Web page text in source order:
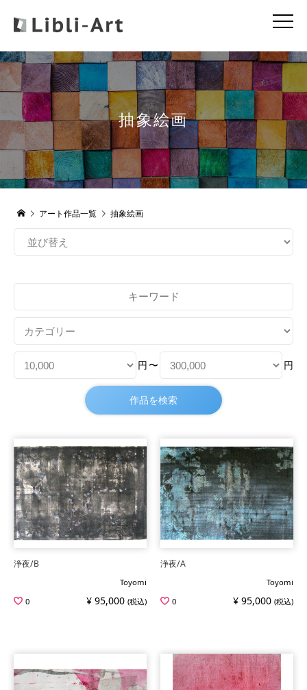
抽象絵画
アート作品一覧 抽象絵画
円 〜 円
浄夜/B
Toyomi
0
¥ 95,000 (税込)
浄夜/A
Toyomi
0
¥ 95,000 (税込)